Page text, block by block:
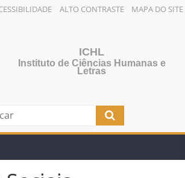
ALTO CONTRASTE MAPA DO SITE
ICHL
Instituto de Ciências Humanas e
Letras